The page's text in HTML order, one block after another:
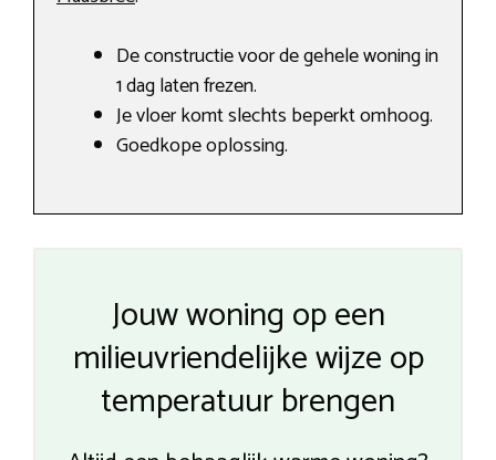
De constructie voor de gehele woning in
1 dag laten frezen.
Je vloer komt slechts beperkt omhoog.
Goedkope oplossing.
Jouw woning op een
milieuvriendelijke wijze op
temperatuur brengen